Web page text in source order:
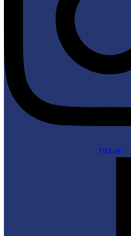
Tiktok